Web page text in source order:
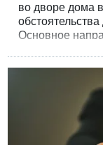
во дворе дома
Основное